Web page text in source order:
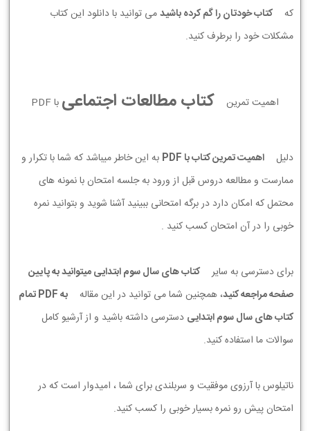
که
کتاب خودتان را گم کرده باشیدمی توانید با دانلود این کتاب
مشکلات خود را برطرف کنید.
اهمیت تمرین کتاب مطالعات اجتماعی با PDF
دلیل اهمیت تمرین کتاب با PDF
به این خاطر میباشد که شما با تکرار و
ممارست و مطالعه دروس قبل از ورود به جلسه امتحان با نمونه های
محتمل که امکان دارد در برگه امتحانی ببینید آشنا شوید و بتوانید نمره
خوبی را در آن امتحان کسب کنید .
برای دسترسی به سایر
کتاب های سال سوم ابتدایی میتوانید به پایین
صفحه مراجعه کنید، همچنین شما می توانید در این مقاله
به PDF تمام
کتاب های سال سوم ابتدایی دسترسی داشته باشید و از آرشیو کامل
سوالات ما استفاده کنید.
ناتیلوس با آرزوی موفقیت و سربلندی برای شما ، امیدوار است که در
امتحان پیش رو نمره بسیار خوبی را کسب کنید.